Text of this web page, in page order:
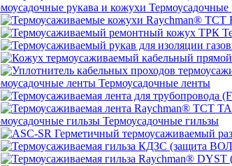
Термоусадочные
Термоусадочные ленты
Термоусадочные гильзы